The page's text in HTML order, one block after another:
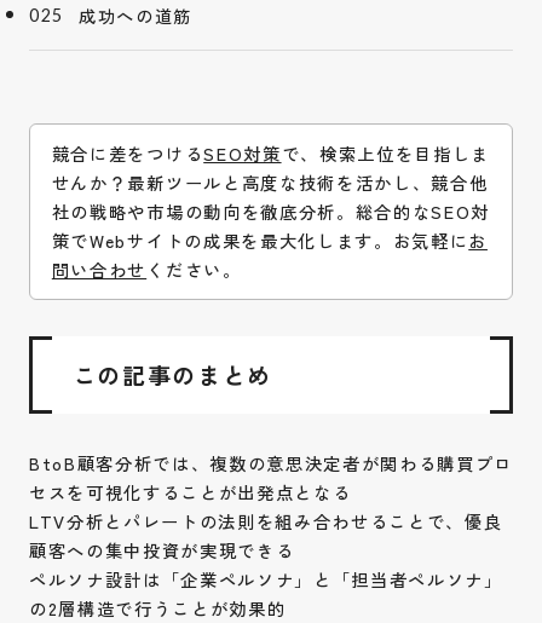
成功への道筋
競合に差をつけるSEO対策で、検索上位を目指しま
せんか？最新ツールと高度な技術を活かし、競合他
社の戦略や市場の動向を徹底分析。総合的なSEO対
策でWebサイトの成果を最大化します。お気軽にお
問い合わせ ください。
この記事のまとめ
BtoB顧客分析では、複数の意思決定者が関わる購買プロ
セスを可視化することが出発点となる
LTV分析とパレートの法則を組み合わせることで、優良
顧客への集中投資が実現できる
ペルソナ設計は「企業ペルソナ」と「担当者ペルソナ」
の2層構造で行うことが効果的